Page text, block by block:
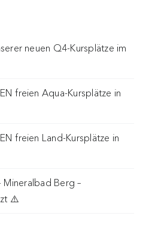
neuen Q4-Kursplätze im
freien Aqua-Kursplätze in
freien Land-Kursplätze in
Berg –
⚠️